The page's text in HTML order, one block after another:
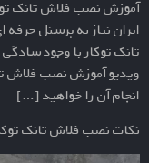
آموزش نصب فلاش تانک
ایران نیاز به پرسنل
تانک توکار با وجود
ویدیو آموزش نصب فلاش
انجام آن را خواهید […]
نکات نصب فلاش تانک